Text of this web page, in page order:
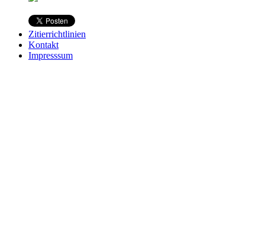
Zitierrichtlinien
Kontakt
Impresssum